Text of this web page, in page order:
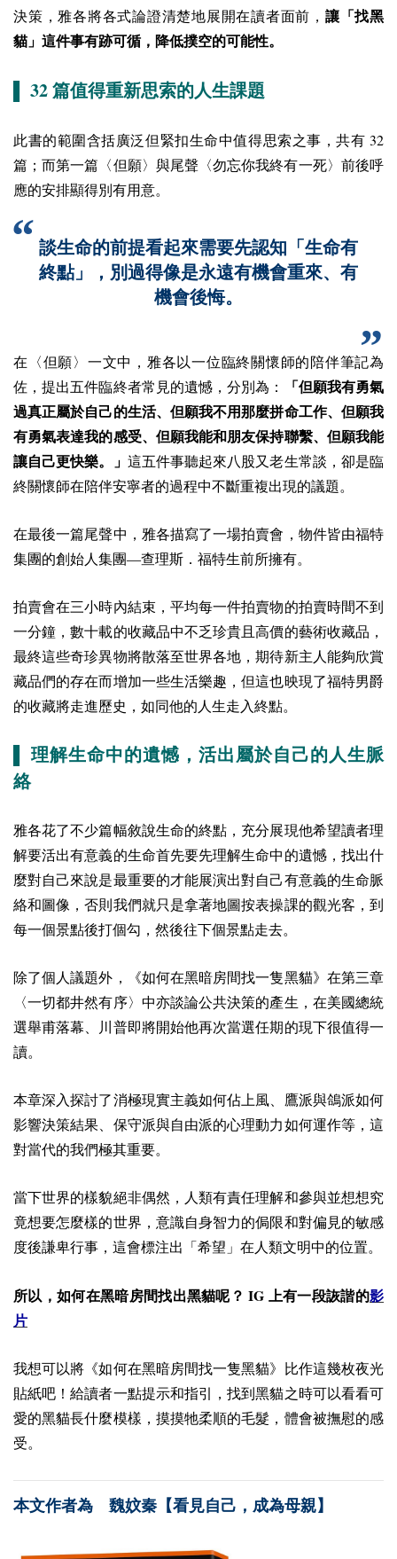
決策，雅各將各式論證清楚地展開在讀者面前， 讓「找黑
貓」這件事有跡可循，降低撲空的可能性。
32 篇值得重新思索的人生課題
此書的範圍含括廣泛但緊扣生命中值得思索之事，共有 32
篇；而第一篇〈但願〉與尾聲〈勿忘你我終有一死〉前後呼
應的安排顯得別有用意。
談生命的前提看起來需要先認知「生命有
終點」，別過得像是永遠有機會重來、有
機會後悔。
在〈但願〉一文中，雅各以一位臨終關懷師的陪伴筆記為
佐，提出五件臨終者常見的遺憾，分別為：
「但願我有勇氣
過真正屬於自己的生活、但願我不用那麼拼命工作、但願我
有勇氣表達我的感受、但願我能和朋友保持聯繫、但願我能
讓自己更快樂。」 這五件事聽起來八股又老生常談，卻是臨
終關懷師在陪伴安寧者的過程中不斷重複出現的議題。
在最後一篇尾聲中，雅各描寫了一場拍賣會，物件皆由福特
集團的創始人集團—查理斯．福特生前所擁有。
拍賣會在三小時內結束，平均每一件拍賣物的拍賣時間不到
一分鐘，數十載的收藏品中不乏珍貴且高價的藝術收藏品，
最終這些奇珍異物將散落至世界各地，期待新主人能夠欣賞
藏品們的存在而增加一些生活樂趣，但這也映現了福特男爵
的收藏將走進歷史，如同他的人生走入終點。
理解生命中的遺憾，活出屬於自己的人生脈
絡
雅各花了不少篇幅敘說生命的終點，充分展現他希望讀者理
解要活出有意義的生命首先要先理解生命中的遺憾，找出什
麼對自己來說是最重要的才能展演出對自己有意義的生命脈
絡和圖像，否則我們就只是拿著地圖按表操課的觀光客，到
每一個景點後打個勾，然後往下個景點走去。
除了個人議題外，《如何在黑暗房間找一隻黑貓》在第三章
〈一切都井然有序〉中亦談論公共決策的產生，在美國總統
選舉甫落幕、川普即將開始他再次當選任期的現下很值得一
讀。
本章深入探討了消極現實主義如何佔上風、鷹派與鴿派如何
影響決策結果、保守派與自由派的心理動力如何運作等，這
對當代的我們極其重要。
當下世界的樣貌絕非偶然，人類有責任理解和參與並想想究
竟想要怎麼樣的世界，意識自身智力的侷限和對偏見的敏感
度後謙卑行事，這會標注出「希望」在人類文明中的位置。
所以，如何在黑暗房間找出黑貓呢？IG 上有一段詼諧的影
片
我想可以將《如何在黑暗房間找一隻黑貓》比作這幾枚夜光
貼紙吧！給讀者一點提示和指引，找到黑貓之時可以看看可
愛的黑貓長什麼模樣，摸摸牠柔順的毛髮，體會被撫慰的感
受。
本文作者為 魏妏秦【看見自己，成為母親】